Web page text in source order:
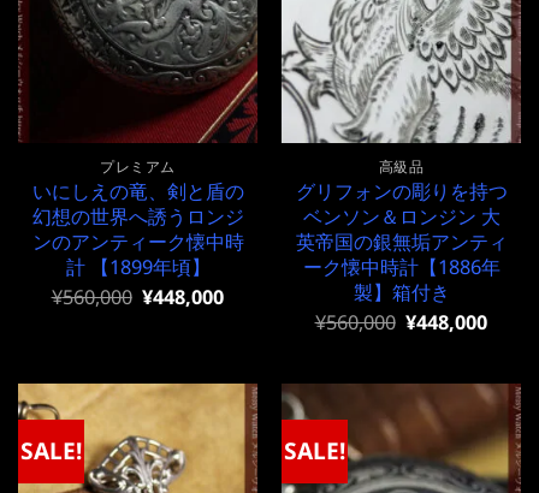
プレミアム
いにしえの竜、剣と盾の
幻想の世界へ誘うロンジ
ンのアンティーク懐中時
計 【1899年頃】
元
¥560,000
で
た。
¥560,000 現
は
¥560,000
で
す。
¥448,000
高級品
グリフォンの彫りを持つ
ベンソン＆ロンジン 大
英帝国の銀無垢アンティ
ーク懐中時計【1886年
製】箱付き
元
格
¥560,000
で
し
た。
¥560,000 現
価
格
¥560,000
で
す。
¥448,000
SALE! SALE!